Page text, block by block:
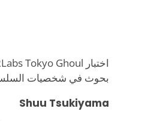
بحوث في شخصيات السلسلة.
Shuu Tsukiyama